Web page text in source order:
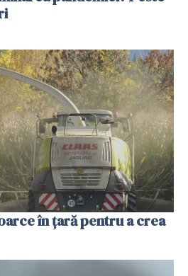
în țară pentru a crea